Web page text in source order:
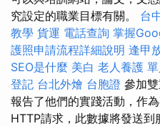
究設定的職業目標有關。 台
教學 貨運 電話查詢 掌握
護照申請流程詳細說明 逢甲
SEO是什麼 美白 老人養護
登記 台北外燴 台胞證 參加
報告了他們的實踐活動，作
HTTP請求，此數據將發送到